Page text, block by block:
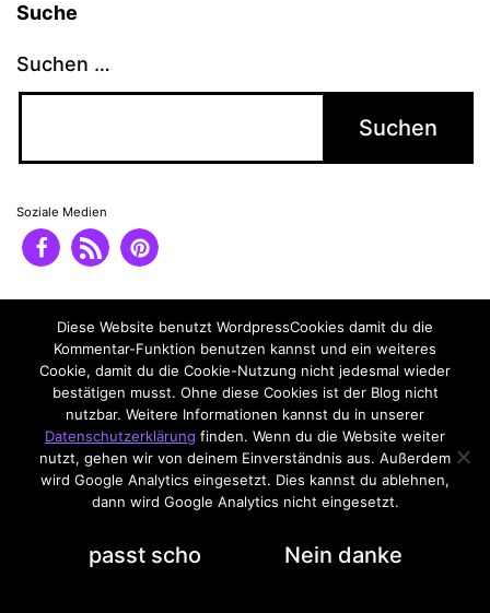
Suche
Suchen …
Soziale Medien
Impressum
Datenschutzerklärung
Diese Website benutzt WordpressCookies damit du die
Kommentar-Funktion benutzen kannst und ein weiteres
Cookie, damit du die Cookie-Nutzung nicht jedesmal wieder
bestätigen musst. Ohne diese Cookies ist der Blog nicht
nutzbar. Weitere Informationen kannst du in unserer
Datenschutzerklärung finden. Wenn du die Website weiter
nutzt, gehen wir von deinem Einverständnis aus. Außerdem
wird Google Analytics eingesetzt. Dies kannst du ablehnen,
dann wird Google Analytics nicht eingesetzt.
passt scho Nein danke